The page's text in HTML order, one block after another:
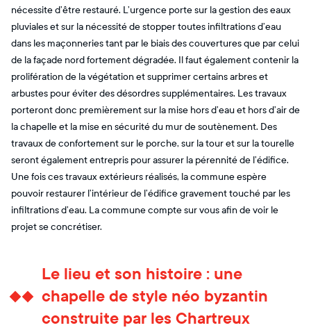
nécessite d’être restauré. L’urgence porte sur la gestion des eaux
pluviales et sur la nécessité de stopper toutes infiltrations d’eau
dans les maçonneries tant par le biais des couvertures que par celui
de la façade nord fortement dégradée. Il faut également contenir la
prolifération de la végétation et supprimer certains arbres et
arbustes pour éviter des désordres supplémentaires. Les travaux
porteront donc premièrement sur la mise hors d’eau et hors d’air de
la chapelle et la mise en sécurité du mur de soutènement. Des
travaux de confortement sur le porche, sur la tour et sur la tourelle
seront également entrepris pour assurer la pérennité de l’édifice.
Une fois ces travaux extérieurs réalisés, la commune espère
pouvoir restaurer l’intérieur de l’édifice gravement touché par les
infiltrations d’eau. La commune compte sur vous afin de voir le
projet se concrétiser.
Le lieu et son histoire : une
chapelle de style néo byzantin
construite par les Chartreux